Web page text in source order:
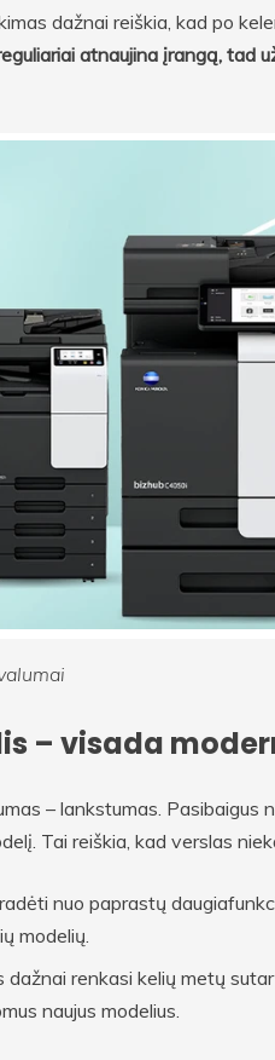
dažnai reiškia, kad po
atnaujina įrangą, tad
– visada
– lankstumas. Pasibaigus
Tai reiškia, kad verslas
nuo paprastų
modelių.
dažnai renkasi kelių metų
naujus modelius.